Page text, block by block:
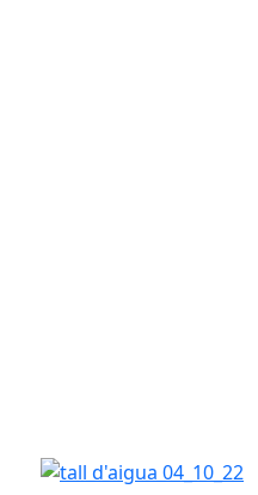
tall d'aigua 04_10_22